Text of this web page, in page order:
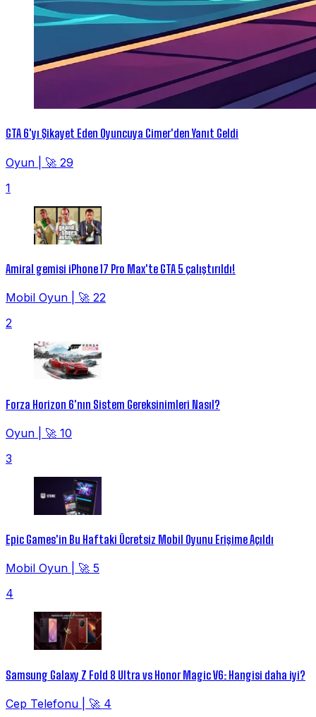
GTA 6'yı Şikayet Eden Oyuncuya Cimer'den Yanıt Geldi
Oyun
🚀 29
1
Amiral gemisi iPhone 17 Pro Max'te GTA 5 çalıştırıldı!
Mobil Oyun
🚀 22
2
Forza Horizon 6'nın Sistem Gereksinimleri Nasıl?
Oyun
🚀 10
3
Epic Games'in Bu Haftaki Ücretsiz Mobil Oyunu Erişime Açıldı
Mobil Oyun
🚀 5
4
Samsung Galaxy Z Fold 8 Ultra vs Honor Magic V6: Hangisi daha iyi?
Cep Telefonu
🚀 4